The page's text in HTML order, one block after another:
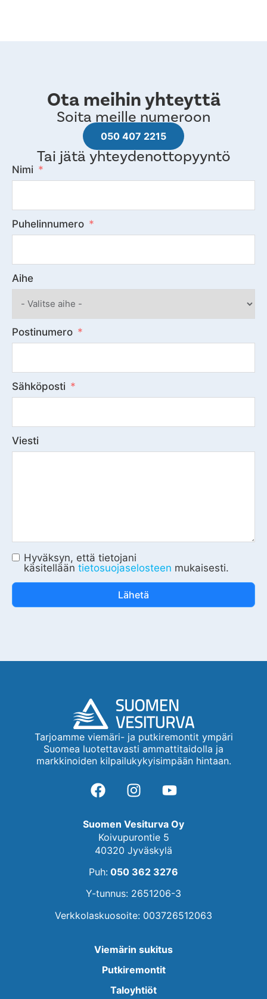
Ota meihin yhteyttä
Soita meille numeroon
050 407 2215
Tai jätä yhteydenottopyyntö
Nimi
Puhelinnumero
Aihe
Postinumero
Sähköposti
Viesti
Hyväksyn, että tietojani
käsitellään tietosuojaselosteen mukaisesti.
Lähetä
Tarjoamme viemäri- ja putkiremontit ympäri
Suomea luotettavasti ammattitaidolla ja
markkinoiden kilpailukykyisimpään hintaan.
Suomen Vesiturva Oy
Koivupurontie 5
40320 Jyväskylä
Puh: 050 362 3276
Y-tunnus: 2651206-3
Verkkolaskuosoite: 003726512063
Viemärin sukitus
Putkiremontit
Taloyhtiöt